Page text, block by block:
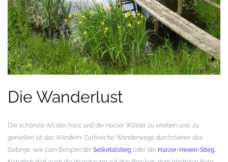
Die Wanderlust
Die schönste Art den Harz und die Harzer Wälder zu erleben und zu
genießen ist das Wandern. Zahlreiche Wanderwege durchziehen das
Gebirge, wie zum Beispiel der Selketalstieg oder der Harzer-Hexen-Stieg.